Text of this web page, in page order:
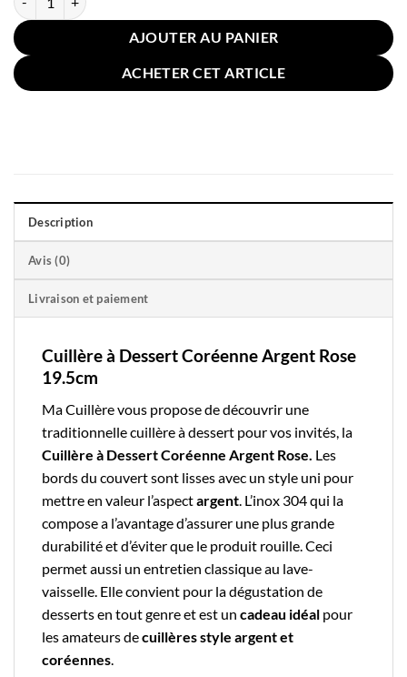
AJOUTER AU PANIER
ACHETER CET ARTICLE
Description
Avis (0)
Livraison et paiement
Cuillère à Dessert Coréenne Argent Rose
19.5cm
Ma Cuillèrevous propose de découvrir une
traditionnellecuillère à dessert pour vos invités, la
Cuillère à Dessert Coréenne Argent Rose. Les
bords du couvert sont lisses avec un style uni pour
mettre en valeur l’aspectargent . L’inox 304qui la
compose a l’avantage d’assurer une plus grande
durabilité et d’éviter que le produit rouille. Ceci
permet aussi un entretien classique au lave-
vaisselle. Elle convient pour la dégustation de
desserts en tout genre et est un cadeau idéal pour
les amateurs decuillères style argent et
coréennes